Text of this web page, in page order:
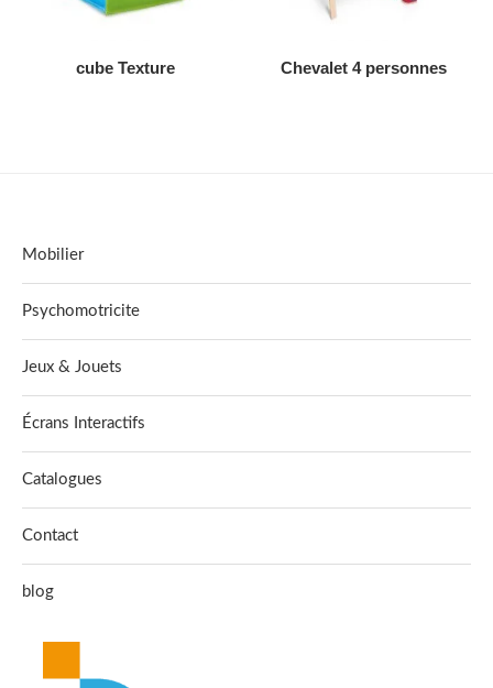
AJOUTER AU DEVIS
cube Texture AJOUTER AU DEVIS
Chevalet 4 personnes
Mobilier
Psychomotricite
Jeux & Jouets
Écrans Interactifs
Catalogues
Contact
blog